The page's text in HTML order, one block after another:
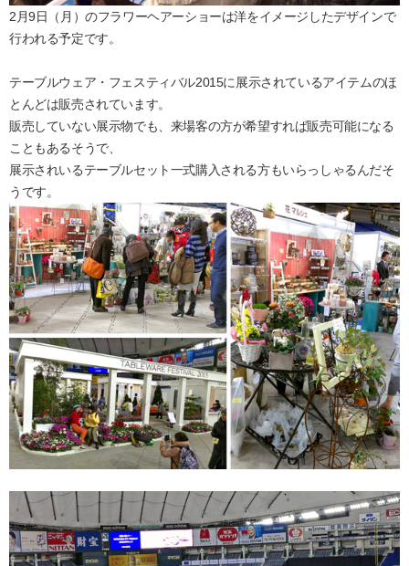
2月9日（月）のフラワーヘアーショーは洋をイメージしたデザインで
行われる予定です。
テーブルウェア・フェスティバル2015に展示されているアイテムのほ
とんどは販売されています。
販売していない展示物でも、来場客の方が希望すれば販売可能になる
こともあるそうで、
展示されいるテーブルセット一式購入される方もいらっしゃるんだそ
うです。